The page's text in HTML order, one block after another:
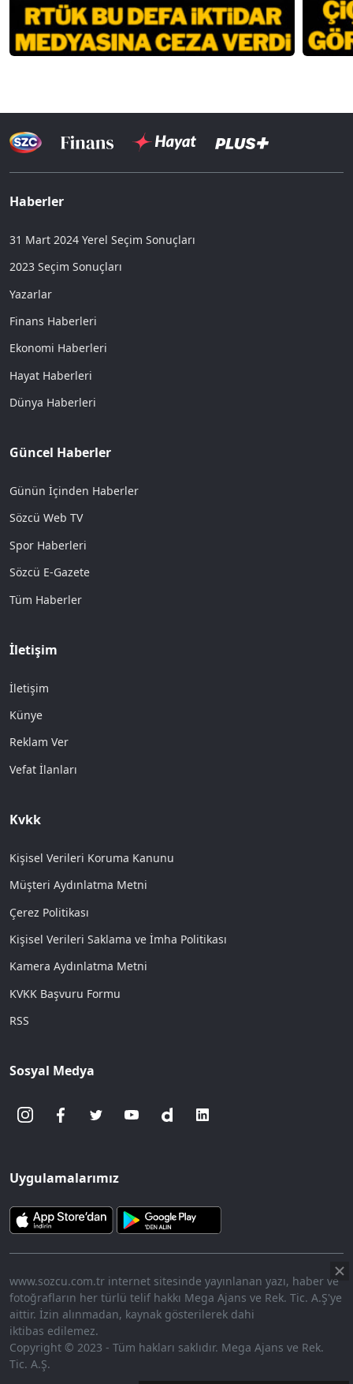
Aç
8.14%
Haberler
31 Mart 2024 Yerel Seçim Sonuçları
2023 Seçim Sonuçları
Yazarlar
Finans Haberleri
Ekonomi Haberleri
Hayat Haberleri
Dünya Haberleri
Güncel Haberler
Günün İçinden Haberler
Sözcü Web TV
Spor Haberleri
Sözcü E-Gazete
Tüm Haberler
İletişim
İletişim
Künye
Reklam Ver
Vefat İlanları
Kvkk
Kişisel Verileri Koruma Kanunu
Müşteri Aydınlatma Metni
Çerez Politikası
Kişisel Verileri Saklama ve İmha Politikası
Kamera Aydınlatma Metni
KVKK Başvuru Formu
RSS
Sosyal Medya
Uygulamalarımız
www.sozcu.com.tr internet sitesinde yayınlanan yazı, haber ve
fotoğrafların her türlü telif hakkı Mega Ajans ve Rek. Tic. A.Ş'ye
aittir. İzin alınmadan, kaynak gösterilerek dahi
iktibas edilemez.
Copyright © 2023 - Tüm hakları saklıdır. Mega Ajans ve Rek.
Tic. A.Ş.